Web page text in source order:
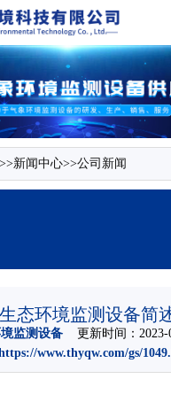
>>新闻中心>>公司新闻
态环境监测设备简
监测设备更新时间：2023-
www.thyqw.com/gs/